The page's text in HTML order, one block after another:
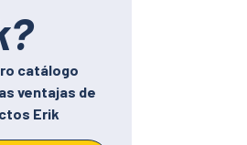
catálogo
ventajas de
Erik